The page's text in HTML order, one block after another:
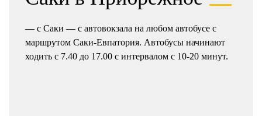
— с Саки — с автовокзала на любом автобусе с
маршрутом Саки-Евпатория. Автобусы начинают
ходить с 7.40 до 17.00 с интервалом с 10-20 минут.